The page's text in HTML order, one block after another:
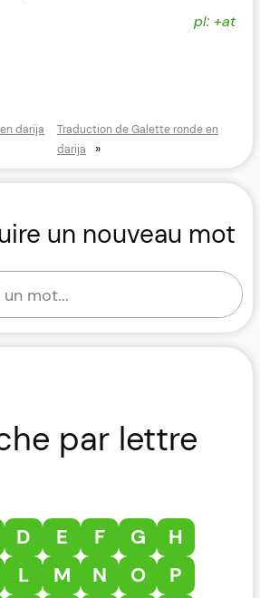
pl: +at
darija
Traduction de Galette ronde en
darija
»
un nouveau mot
par lettre
D E F G
H
L M N O
P